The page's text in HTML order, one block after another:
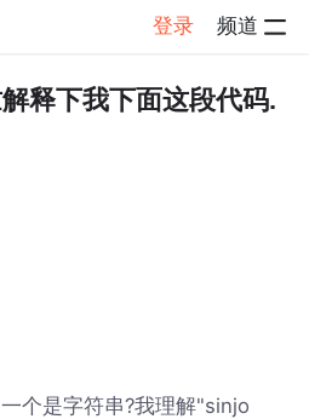
登录 频道
子详情
释下我下面这段代码.
个是字符串?我理解"sinjo